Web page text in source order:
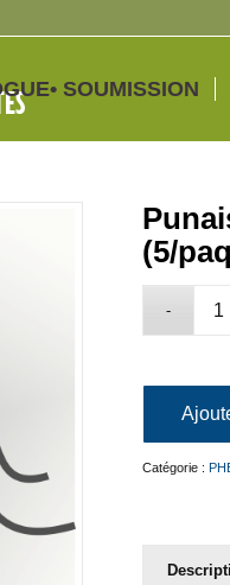
SOUMISSION
(5/
Catégorie :